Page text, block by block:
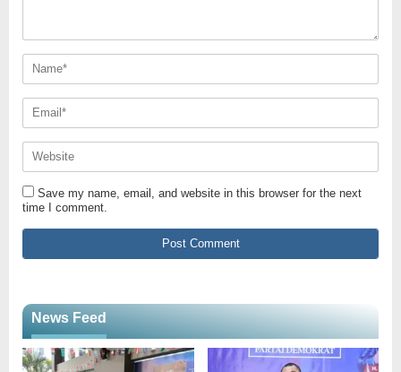
Save my name, email, and website in this browser for the next
time I comment.
News Feed